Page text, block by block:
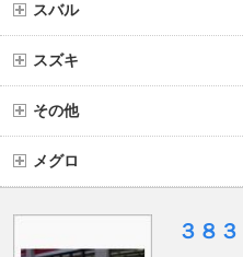
スバル
スズキ
その他
メグロ
３８